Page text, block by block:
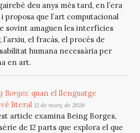
deu anys més tard, en l’era
proposa que l’art computacional
sovint amaguen les interfícies
l’arxiu, el fracàs, el procés de
humana necessària per
en art.
Borges: quan el llenguatge
literal 12 de març de 2026
article examina Being Borges,
de 12 parts que explora el que